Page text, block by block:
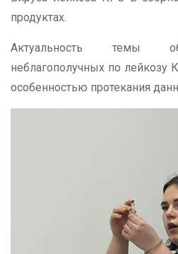
продуктах.
Актуальность темы
неблагополучных по лейкозу
особенностью протекания